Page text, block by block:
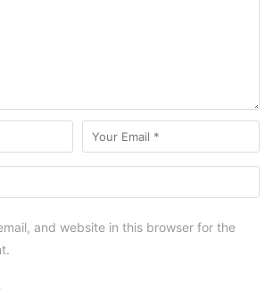
and website in this browser for the